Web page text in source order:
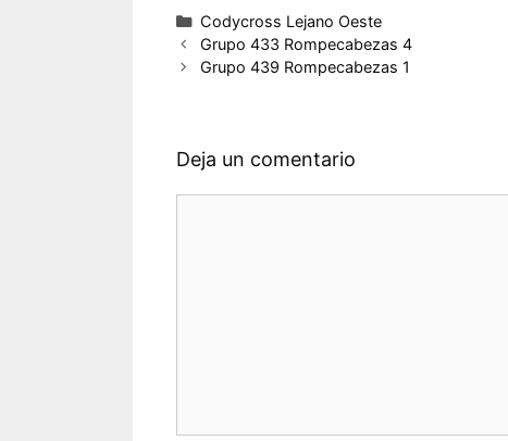
Categorías
Codycross Lejano Oeste
Grupo 433 Rompecabezas 4
Grupo 439 Rompecabezas 1
Deja un comentario